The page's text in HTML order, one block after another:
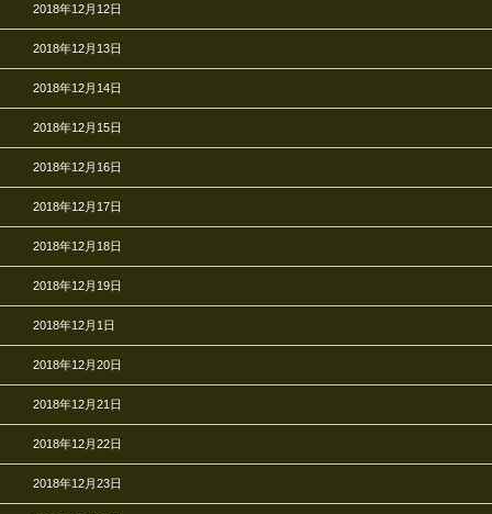
2018年12月12日
2018年12月13日
2018年12月14日
2018年12月15日
2018年12月16日
2018年12月17日
2018年12月18日
2018年12月19日
2018年12月1日
2018年12月20日
2018年12月21日
2018年12月22日
2018年12月23日